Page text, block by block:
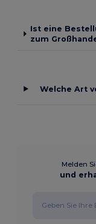
Ist eine
zum
Welche Art
Melden
und